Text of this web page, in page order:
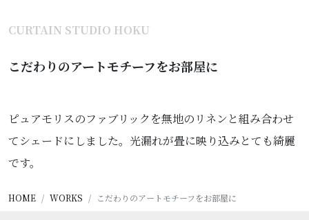
CURTAIN STUDIO HOKU
こだわりのアートモチーフをお部屋に
ピュアモリスのファブリックを無地のリネンと組み合わせ
てシェードにしました。光漏れが畳に映り込みとても綺麗
です。
HOME WORKS こだわりのアートモチーフをお部屋に